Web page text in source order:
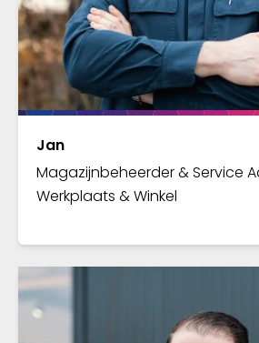
Jan
Magazijnbeheerder & Service
Werkplaats & Winkel